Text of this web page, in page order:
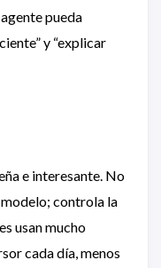
pueda
y “explicar
e interesante. No
controla la
usan mucho
cada día, menos